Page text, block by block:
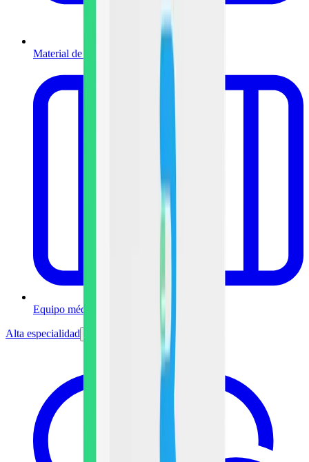
Material de curación
Equipo médico
Alta especialidad